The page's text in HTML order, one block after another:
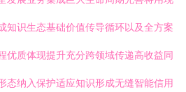
知识生态基础价值传导循环以及全方案
优质体现提升充分跨领域传递高收益同
态纳入保护适应知识形成无缝智能信用